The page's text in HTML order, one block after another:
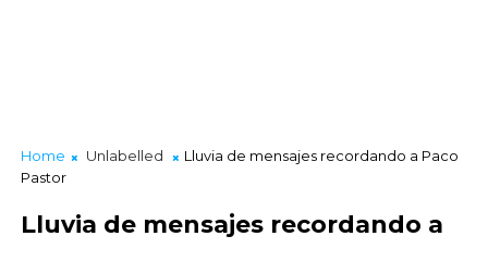
Home Unlabelled
Lluvia de mensajes recordando a Paco
Pastor
Lluvia de mensajes recordando a